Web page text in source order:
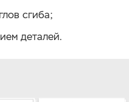
сгиба;
деталей.